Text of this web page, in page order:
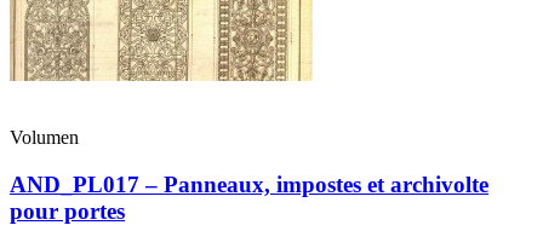
Volumen
AND_PL017 – Panneaux, impostes et archivolte
pour portes